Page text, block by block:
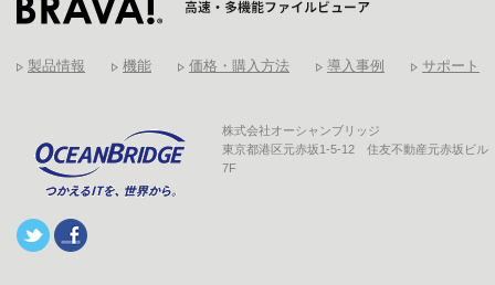
製品情報 機能 価格・購入方法 導入事例 サポート
株式会社オーシャンブリッジ
東京都港区元赤坂1-5-12 住友不動産元赤坂ビル
7F